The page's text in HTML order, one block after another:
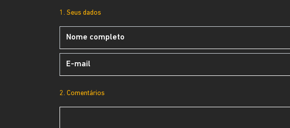
1. Seus dados
2. Comentários